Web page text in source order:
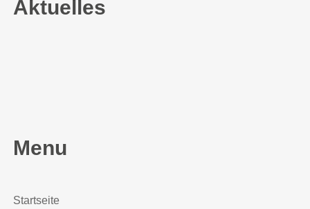
Aktuelles
Menu
Startseite